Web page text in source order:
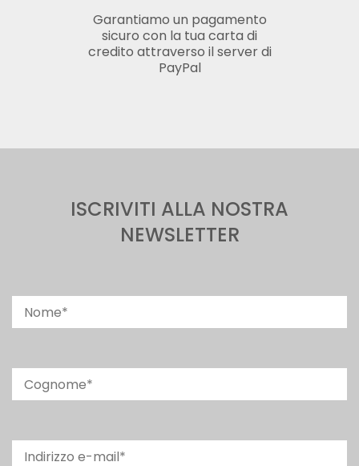
Garantiamo un pagamento
sicuro con la tua carta di
credito attraverso il server di
PayPal
ISCRIVITI ALLA NOSTRA
NEWSLETTER